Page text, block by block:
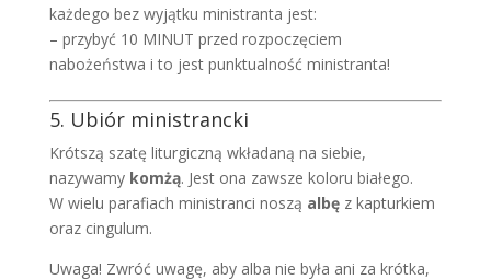
każdego bez wyjątku ministranta jest:
– przybyć 10 MINUT przed rozpoczęciem
nabożeństwa i to jest punktualność ministranta!
5. Ubiór ministrancki
Krótszą szatę liturgiczną wkładaną na siebie,
nazywamy komżą. Jest ona zawsze koloru białego.
W wielu parafiach ministranci noszą albęz kapturkiem
oraz cingulum.
Uwaga! Zwróć uwagę, aby alba nie była ani za krótka,